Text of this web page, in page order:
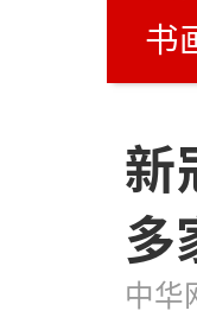
书
新
多
中华